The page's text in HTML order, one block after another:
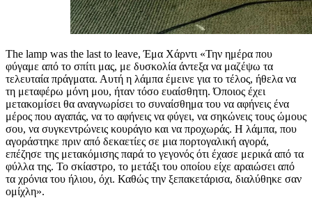
The lamp was the last to leave, Έμα Χάρντι «Την ημέρα που
φύγαμε από το σπίτι μας, με δυσκολία άντεξα να μαζέψω τα
τελευταία πράγματα. Αυτή η λάμπα έμεινε για το τέλος, ήθελα να
τη μεταφέρω μόνη μου, ήταν τόσο ευαίσθητη. Όποιος έχει
μετακομίσει θα αναγνωρίσει το συναίσθημα του να αφήνεις ένα
μέρος που αγαπάς, να το αφήνεις να φύγει, να σηκώνεις τους ώμους
σου, να συγκεντρώνεις κουράγιο και να προχωράς. Η λάμπα, που
αγοράστηκε πριν από δεκαετίες σε μια πορτογαλική αγορά,
επέζησε της μετακόμισης παρά το γεγονός ότι έχασε μερικά από τα
φύλλα της. Το σκίαστρο, το μετάξι του οποίου είχε αραιώσει από
τα χρόνια του ήλιου, όχι. Καθώς την ξεπακετάρισα, διαλύθηκε σαν
ομίχλη».